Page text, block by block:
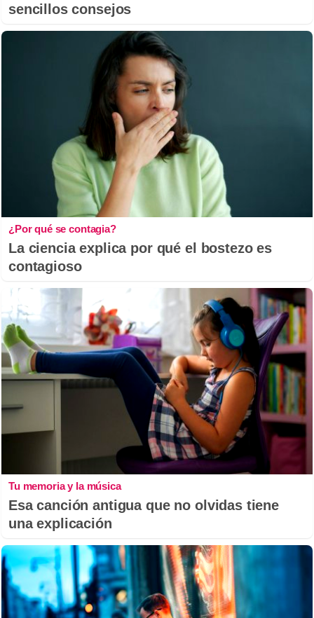
sencillos consejos
¿Por qué se contagia?
La ciencia explica por qué el bostezo es
contagioso
Tu memoria y la música
Esa canción antigua que no olvidas tiene
una explicación